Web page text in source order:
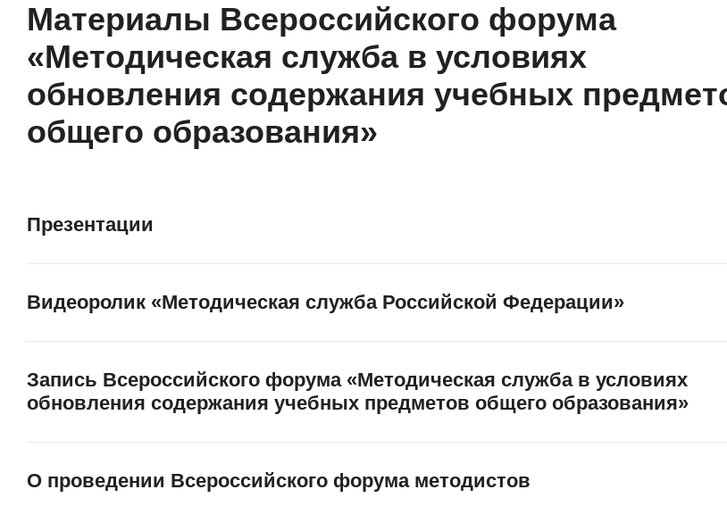
Материалы Всероссийского форума
«Методическая служба в условиях
обновления содержания учебных
общего образования»
Презентации
Видеоролик «Методическая служба Российской Федерации»
Запись Всероссийского форума «Методическая служба в условиях
обновления содержания учебных предметов общего образования»
О проведении Всероссийского форума методистов